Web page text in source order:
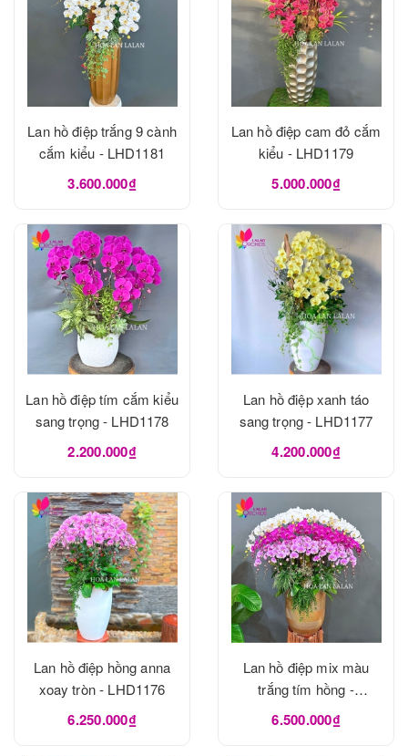
Lan hồ điệp trắng 9 cành
cắm kiểu - LHD1181
3.600.000₫
Lan hồ điệp cam đỏ cắm
kiểu - LHD1179
5.000.000₫
Lan hồ điệp tím cắm kiểu
sang trọng - LHD1178
2.200.000₫
Lan hồ điệp xanh táo
sang trọng - LHD1177
4.200.000₫
Lan hồ điệp hồng anna
xoay tròn - LHD1176
6.250.000₫
Lan hồ điệp mix màu
trắng tím hồng -
LHD1175
6.500.000₫